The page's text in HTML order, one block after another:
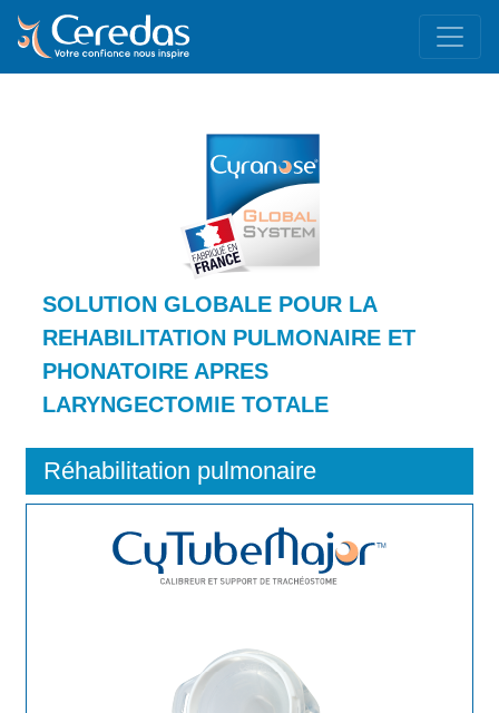
SOLUTION GLOBALE POUR LA
REHABILITATION PULMONAIRE ET
PHONATOIRE APRES
LARYNGECTOMIE TOTALE
Réhabilitation pulmonaire